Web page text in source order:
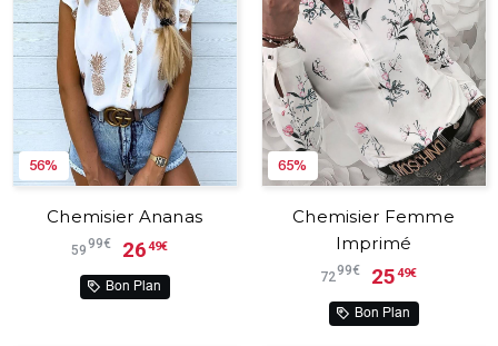
56%
Chemisier Ananas
5999€ 2649€
Bon Plan
65%
Chemisier Femme
Imprimé
7299€ 2549€
Bon Plan